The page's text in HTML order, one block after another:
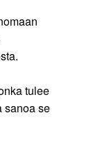
tulee
sanoa se